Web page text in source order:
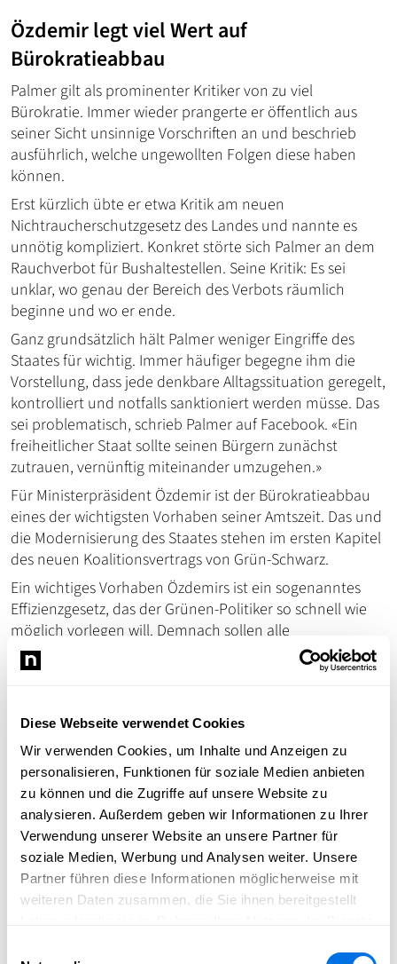
Diese Webseite verwendet Cookies
Wir verwenden Cookies, um Inhalte und Anzeigen zu
personalisieren, Funktionen für soziale Medien anbieten
zu können und die Zugriffe auf unsere Website zu
analysieren. Außerdem geben wir Informationen zu Ihrer
Verwendung unserer Website an unsere Partner für
soziale Medien, Werbung und Analysen weiter. Unsere
Partner führen diese Informationen möglicherweise mit
weiteren Daten zusammen, die Sie ihnen bereitgestellt
Özdemir legt viel Wert auf
Bürokratieabbau
Palmer gilt als prominenter Kritiker von zu viel
Bürokratie. Immer wieder prangerte er öffentlich aus
seiner Sicht unsinnige Vorschriften an und beschrieb
ausführlich, welche ungewollten Folgen diese haben
können.
Erst kürzlich übte er etwa Kritik am neuen
Nichtraucherschutzgesetz des Landes und nannte es
unnötig kompliziert. Konkret störte sich Palmer an dem
Rauchverbot für Bushaltestellen. Seine Kritik: Es sei
unklar, wo genau der Bereich des Verbots räumlich
beginne und wo er ende.
Ganz grundsätzlich hält Palmer weniger Eingriffe des
Staates für wichtig. Immer häufiger begegne ihm die
Vorstellung, dass jede denkbare Alltagssituation geregelt,
kontrolliert und notfalls sanktioniert werden müsse. Das
sei problematisch, schrieb Palmer auf Facebook. «Ein
freiheitlicher Staat sollte seinen Bürgern zunächst
zutrauen, vernünftig miteinander umzugehen.»
Für Ministerpräsident Özdemir ist der Bürokratieabbau
eines der wichtigsten Vorhaben seiner Amtszeit. Das und
die Modernisierung des Staates stehen im ersten Kapitel
des neuen Koalitionsvertrags von Grün-Schwarz.
Ein wichtiges Vorhaben Özdemirs ist ein sogenanntes
Effizienzgesetz, das der Grünen-Politiker so schnell wie
möglich vorlegen will. Demnach sollen alle
landesrechtlichen Berichts- und
Dokumentationspflichten Ende 2027 auslaufen, sofern
Scharfe Kritik der Opposition
Kritik an den Plänen, Palmer beim Bürokratieabbau
einzubinden, kam von der Opposition. SPD-
Fraktionschef Sascha Binder sagte, Özdemir habe damit
ein «Plätzchen mit Fantasietitel» für Palmer gefunden.
«Wenn jetzt alle Beauftragten unabhängige Räte heißen,
gibt es zwar keine Beauftragten mehr, die Bürokratie
bleibt aber trotzdem.» Im Koalitionsvertrag hatte Grün-